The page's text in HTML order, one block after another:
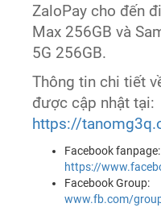
ZaloPay cho đến
Max 256GB và
5G 256GB.
Thông tin chi tiết
được cập nhật tại:
https://
Facebook fanpage:
https://
Facebook Group:
www.fb.com/